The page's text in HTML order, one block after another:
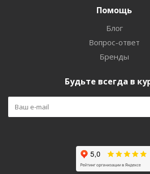
Помощь
Блог
Вопрос-ответ
Бренды
Будьте всегда в